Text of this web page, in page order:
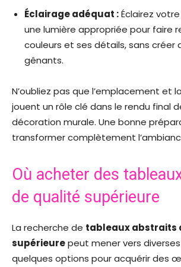
Éclairage adéquat :Éclairez
une lumière appropriée pour faire
couleurs et ses détails, sans créer
gênants.
N’oubliez pas que l’emplacement et
jouent un rôle clé dans le rendu final
décoration murale. Une bonne
transformer complètement
Où acheter des
de qualité supérieure
La recherche de tableaux abstraits
supérieurepeut mener vers
quelques options pour acquérir des